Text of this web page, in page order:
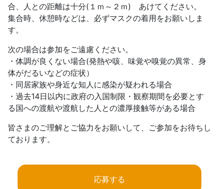
合、人との距離は十分(１ｍ～２ｍ) あけてください。
集合時、休憩時などは、必ずマスクの着用をお願いしま
す。
次の場合は参加をご遠慮ください。
・体調が良くない場合(発熱や咳、味覚や嗅覚の異常、身
体がだるいなどの症状）
・同居家族や身近な知人に感染が疑われる場合
・過去14日以内に政府の入国制限・観察期間を必要とす
る国への渡航や渡航した人との濃厚接触等がある場合
皆さまのご理解とご協力をお願いして、ご参加をお待ちし
ております。
応募する